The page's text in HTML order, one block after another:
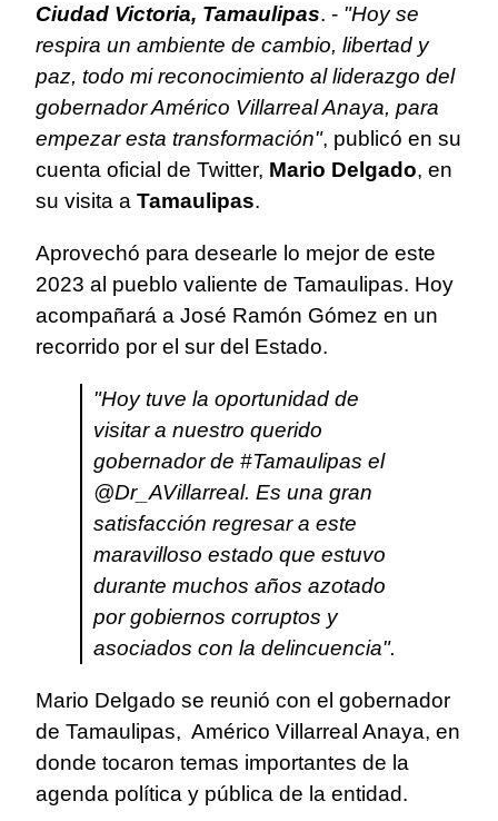
Ciudad Victoria, Tamaulipas. - "Hoy se
respira un ambiente de cambio, libertad y
paz, todo mi reconocimiento al liderazgo del
gobernador Américo Villarreal Anaya, para
empezar esta transformación", publicó en su
cuenta oficial de Twitter, Mario Delgado, en
su visita a Tamaulipas.
Aprovechó para desearle lo mejor de este
2023 al pueblo valiente de Tamaulipas. Hoy
acompañará a José Ramón Gómez en un
recorrido por el sur del Estado.
"Hoy tuve la oportunidad de
visitar a nuestro querido
gobernador de #Tamaulipas el
@Dr_AVillarreal. Es una gran
satisfacción regresar a este
maravilloso estado que estuvo
durante muchos años azotado
por gobiernos corruptos y
asociados con la delincuencia".
Mario Delgado se reunió con el gobernador
de Tamaulipas, Américo Villarreal Anaya, en
donde tocaron temas importantes de la
agenda política y pública de la entidad.